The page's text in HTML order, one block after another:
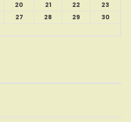
20 21 22
23
27 28 29
30